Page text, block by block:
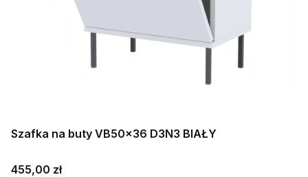
Szafka na buty VB50x36 D3N3 BIAŁY
Cena
455,00 zł